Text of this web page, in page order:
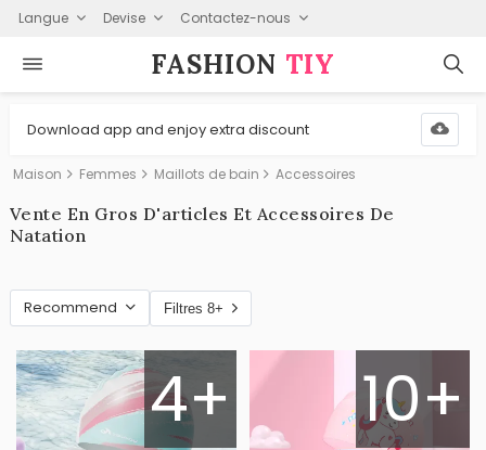
Langue Devise Contactez-nous
FASHION⁠ TIY
Download app and enjoy extra discount
Maison Femmes Maillots de bain Accessoires
Vente En Gros D'articles Et Accessoires De
Natation
Recommend Filtres 8+
4+ 10+